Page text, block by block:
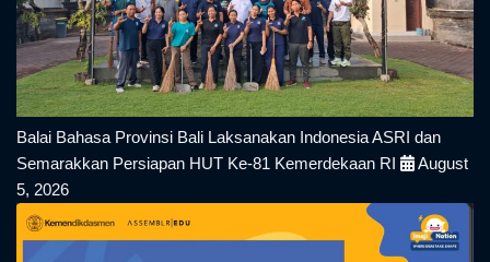
Balai Bahasa Provinsi Bali Laksanakan Indonesia ASRI dan
Semarakkan Persiapan HUT Ke-81 Kemerdekaan RI
August
5, 2026